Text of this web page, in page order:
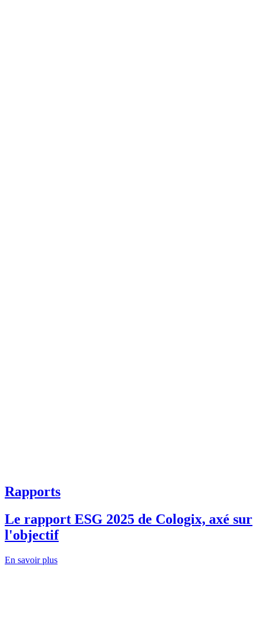
Rapports
Le rapport ESG 2025 de Cologix, axé sur
l'objectif
En savoir plus